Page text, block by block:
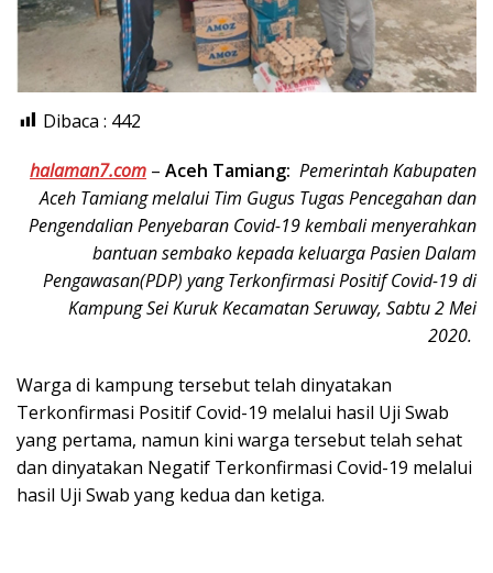
Dibaca : 442
halaman7.com – Aceh Tamiang: Pemerintah Kabupaten
Aceh Tamiang melalui Tim Gugus Tugas Pencegahan dan
Pengendalian Penyebaran Covid-19 kembali menyerahkan
bantuan sembako kepada keluarga Pasien Dalam
Pengawasan(PDP) yang Terkonfirmasi Positif Covid-19 di
Kampung Sei Kuruk Kecamatan Seruway, Sabtu 2 Mei
2020.
Warga di kampung tersebut telah dinyatakan
Terkonfirmasi Positif Covid-19 melalui hasil Uji Swab
yang pertama, namun kini warga tersebut telah sehat
dan dinyatakan Negatif Terkonfirmasi Covid-19 melalui
hasil Uji Swab yang kedua dan ketiga.